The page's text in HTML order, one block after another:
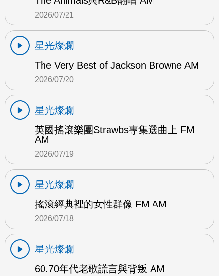
2026/07/21
星光燦爛
The Very Best of Jackson Browne AM
2026/07/20
星光燦爛
英國搖滾樂團Strawbs專集選曲上 FM
AM
2026/07/19
星光燦爛
搖滾經典裡的女性群像 FM AM
2026/07/18
星光燦爛
60.70年代老歌謊言與背叛 AM